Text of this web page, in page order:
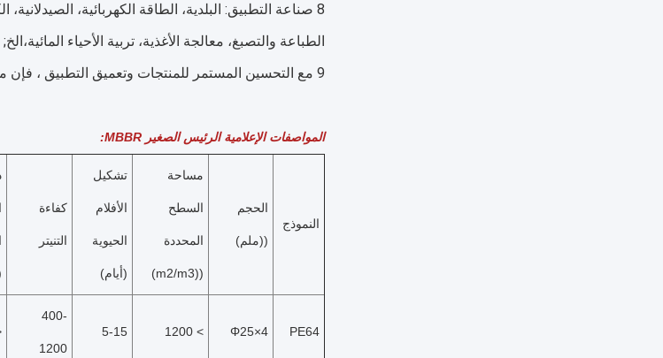
الطباعة والتصبغ، معالجة الأغذية، تربية الأحياء المائية،الخ;
9 مع التحسين المستمر للمنتجات وتعميق التطبيق ، فإن مجال تطبيق ملء بيولوجيا PE المعلق سيكون أكثر وأكثر اتساعًا.
المواصفات الإعلامية الرئيس الصغير MBBR:
النموذج
((ملم)
((m2/m3)
الحيوية
(أيام)
التنيتر
PE64
Φ25×4
> 1200
5-15
400-
1200